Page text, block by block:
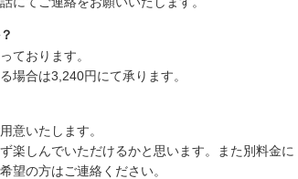
ております。
場合は3,240円にて承ります。
意いたします。
楽しんでいただけるかと思います。また別料金に
望の方はご連絡ください。